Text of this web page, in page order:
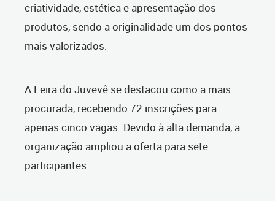
criatividade, estética e apresentação dos
produtos, sendo a originalidade um dos pontos
mais valorizados.
A Feira do Juvevê se destacou como a mais
procurada, recebendo 72 inscrições para
apenas cinco vagas. Devido à alta demanda, a
organização ampliou a oferta para sete
participantes.